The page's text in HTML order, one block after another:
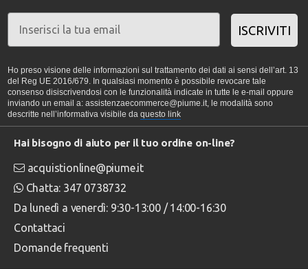
ISCRIVITI
Ho preso visione delle informazioni sul trattamento dei dati ai sensi dell’art. 13
del Reg UE 2016/679. In qualsiasi momento è possibile revocare tale
consenso disiscrivendosi con le funzionalità indicate in tutte le e-mail oppure
inviando un email a: assistenzaecommerce@piume.it, le modalità sono
descritte nell’informativa visibile da questo link
Hai bisogno di aiuto per il tuo ordine on-line?
acquistionline@piume.it
Chatta: 347 0738732
Da lunedì a venerdì: 9:30-13:00 / 14:00-16:30
Contattaci
Domande frequenti